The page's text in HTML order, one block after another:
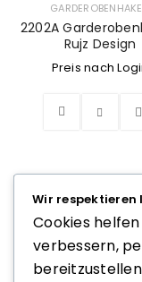
2202A
Rujz Design
Preis nach
40.003
Rujz Design
Preis nach
Wir
Cookies
verbessern,